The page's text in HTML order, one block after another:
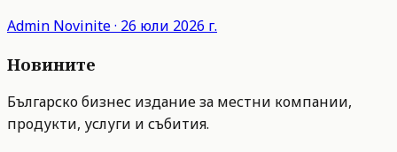
Admin Novinite· 26 юли 2026 г.
Новините
Българско бизнес издание за местни компании,
продукти, услуги и събития.